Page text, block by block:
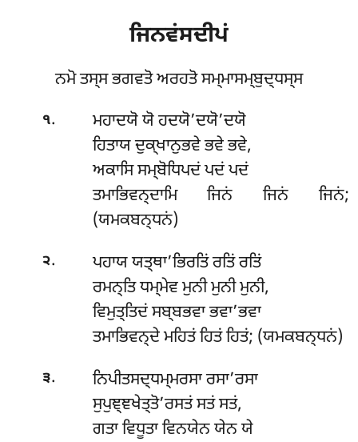
ਜਿਨਵਂਸਦੀਪਂ
ਨਮੋ ਤਸ੍ਸ ਭਗਵਤੋ ਅਰਹਤੋ ਸਮ੍ਮਾਸਮ੍ਬੁਦ੍ਧਸ੍ਸ
੧.
ਮਹਾਦਯੋ ਯੋ ਹਦਯੋ’ਦਯੋ’ਦਯੋ
ਹਿਤਾਯ ਦੁਕ੍ਖਾਨੁਭਵੇ ਭਵੇ ਭਵੇ,
ਅਕਾਸਿ ਸਮ੍ਬੋਧਿਪਦਂ ਪਦਂ ਪਦਂ
ਤਮਾਭਿਵਨ੍ਦਾਮਿ ਜਿਨਂ ਜਿਨਂ ਜਿਨਂ;
(ਯਮਕਬਨ੍ਧਨਂ)
੨.
ਪਹਾਯ ਯਤ੍ਥਾ’ਭਿਰਤਿਂ ਰਤਿਂ ਰਤਿਂ
ਰਮਨ੍ਤਿ ਧਮ੍ਮੇਵ ਮੁਨੀ ਮੁਨੀ ਮੁਨੀ,
ਵਿਮੁਤ੍ਤਿਦਂ ਸਬ੍ਬਭਵਾ ਭਵਾ’ਭਵਾ
ਤਮਾਭਿਵਨ੍ਦੇ ਮਹਿਤਂ ਹਿਤਂ ਹਿਤਂ; (ਯਮਕਬਨ੍ਧਨਂ)
੩.
ਨਿਪੀਤਸਦ੍ਧਮ੍ਮਰਸਾ ਰਸਾ’ਰਸਾ
ਸੁਪੁਞ੍ਞਖੇਤ੍ਤੋ’ਰਸਤਂ ਸਤਂ ਸਤਂ,
ਗਤਾ ਵਿਧੂਤਾ ਵਿਨਯੇਨ ਯੇਨ ਯੇ